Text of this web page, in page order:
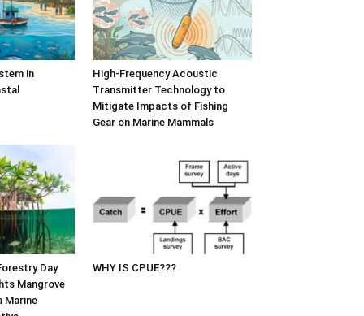
in
High-Frequency Acoustic
Transmitter Technology to
Mitigate Impacts of Fishing
Gear on Marine Mammals
Day
Mangrove
Marine
WHY IS CPUE???